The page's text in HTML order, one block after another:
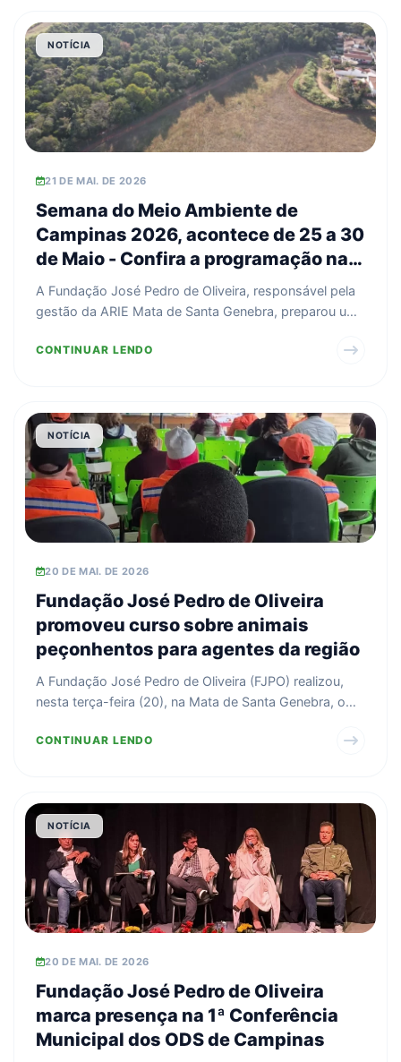
NOTÍCIA
21 DE MAI. DE 2026
Semana do Meio Ambiente de
Campinas 2026, acontece de 25 a 30
de Maio - Confira a programação na
Mata
A Fundação José Pedro de Oliveira, responsável pela
gestão da ARIE Mata de Santa Genebra, preparou uma
CONTINUAR LENDO
NOTÍCIA
20 DE MAI. DE 2026
Fundação José Pedro de Oliveira
promoveu curso sobre animais
peçonhentos para agentes da região
A Fundação José Pedro de Oliveira (FJPO) realizou,
nesta terça-feira (20), na Mata de Santa Genebra, o
CONTINUAR LENDO
NOTÍCIA
20 DE MAI. DE 2026
Fundação José Pedro de Oliveira
marca presença na 1ª Conferência
Municipal dos ODS de Campinas